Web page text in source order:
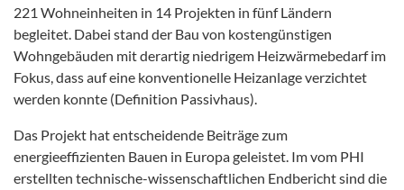
221 Wohneinheiten in 14 Projekten in fünf Ländern
begleitet. Dabei stand der Bau von kostengünstigen
Wohngebäuden mit derartig niedrigem Heizwärmebedarf im
Fokus, dass auf eine konventionelle Heizanlage verzichtet
werden konnte (Definition Passivhaus).
Das Projekt hat entscheidende Beiträge zum
energieeffizienten Bauen in Europa geleistet. Im vom PHI
erstellten technische-wissenschaftlichen Endbericht sind die